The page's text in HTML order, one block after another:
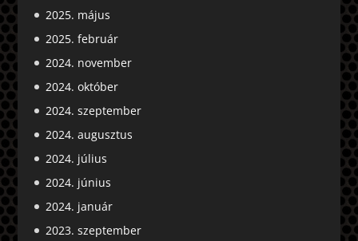
2025. május
2025. február
2024. november
2024. október
2024. szeptember
2024. augusztus
2024. július
2024. június
2024. január
2023. szeptember